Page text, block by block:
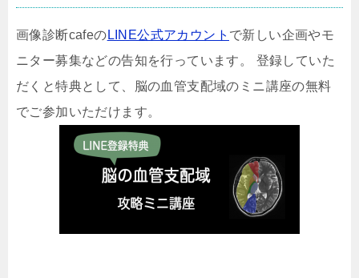
画像診断cafeの LINE公式アカウント で新しい企画やモ
ニター募集などの告知を行っています。 登録していた
だくと特典として、脳の血管支配域のミニ講座の無料
でご参加いただけます。